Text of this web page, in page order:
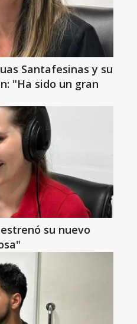
Santafesinas y su
"Ha sido un gran
su nuevo